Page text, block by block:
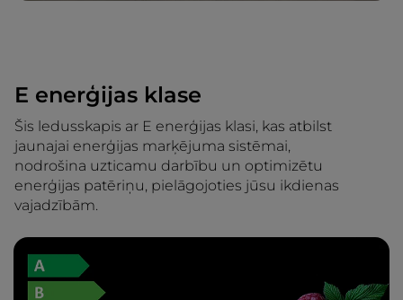
E enerģijas klase
Šis ledusskapis ar E enerģijas klasi, kas atbilst
jaunajai enerģijas marķējuma sistēmai,
nodrošina uzticamu darbību un optimizētu
enerģijas patēriņu, pielāgojoties jūsu ikdienas
vajadzībām.